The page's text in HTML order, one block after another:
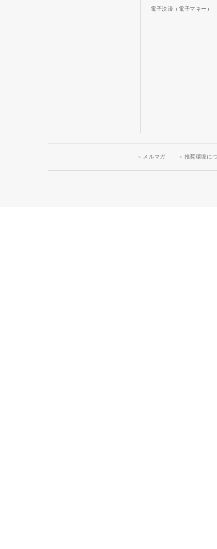
電子決済（電子マネー）
メルマガ 推奨環境に